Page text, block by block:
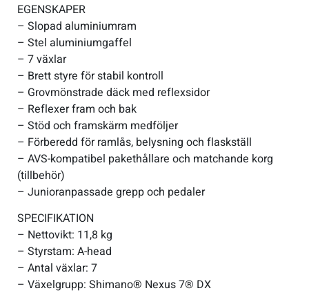
EGENSKAPER
– Slopad aluminiumram
– Stel aluminiumgaffel
– 7 växlar
– Brett styre för stabil kontroll
– Grovmönstrade däck med reflexsidor
– Reflexer fram och bak
– Stöd och framskärm medföljer
– Förberedd för ramlås, belysning och flaskställ
– AVS-kompatibel pakethållare och matchande korg
(tillbehör)
– Junioranpassade grepp och pedaler
SPECIFIKATION
– Nettovikt: 11,8 kg
– Styrstam: A-head
– Antal växlar: 7
– Växelgrupp: Shimano® Nexus 7® DX